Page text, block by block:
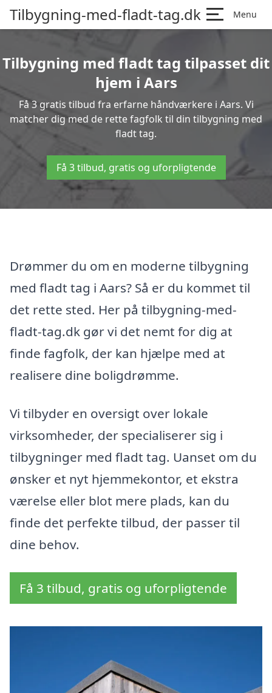
Tilbygning-med-fladt-tag.dk Menu
Tilbygning med fladt tag tilpasset dit
hjem i Aars
Få 3 gratis tilbud fra erfarne håndværkere i Aars. Vi
matcher dig med de rette fagfolk til din tilbygning med
fladt tag.
Få 3 tilbud, gratis og uforpligtende
Drømmer du om en moderne tilbygning
med fladt tag i Aars? Så er du kommet til
det rette sted. Her på tilbygning-med-
fladt-tag.dk gør vi det nemt for dig at
finde fagfolk, der kan hjælpe med at
realisere dine boligdrømme.
Vi tilbyder en oversigt over lokale
virksomheder, der specialiserer sig i
tilbygninger med fladt tag. Uanset om du
ønsker et nyt hjemmekontor, et ekstra
værelse eller blot mere plads, kan du
finde det perfekte tilbud, der passer til
dine behov.
Få 3 tilbud, gratis og uforpligtende